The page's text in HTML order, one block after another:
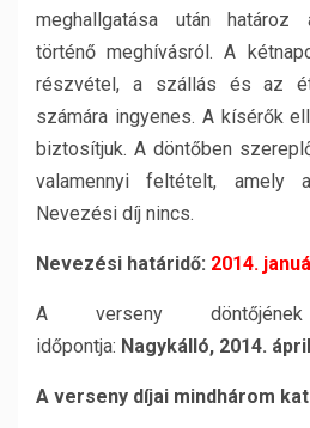
meghallgatása után határoz
történő meghívásról. A
részvétel, a szállás és az
számára ingyenes. A kísérők
biztosítjuk. A döntőben
valamennyi feltételt, amely
Nevezési díj nincs.
Nevezési határidő: 2014.
A verseny
időpontja: Nagykálló, 2014.
A verseny díjai mindhárom